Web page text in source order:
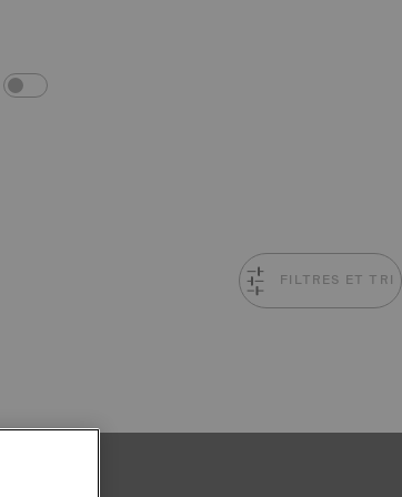
COMPARAISON DES PRODUITS
FILTRES ET TRI